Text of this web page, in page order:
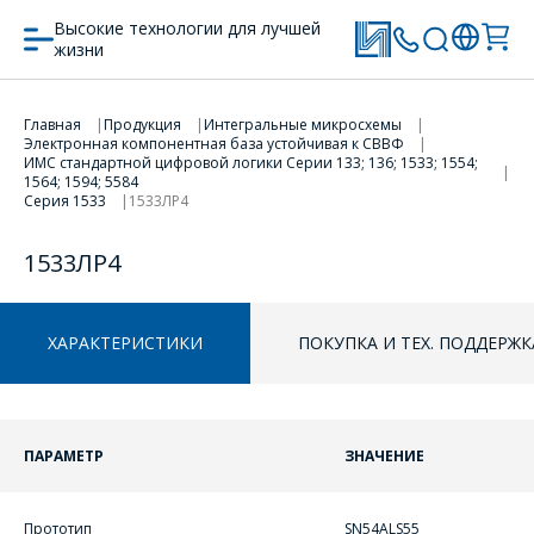
Высокие технологии для лучшей
жизни
Главная Продукция
Интегральные микросхемы
Электронная компонентная база устойчивая к СВВФ
ИМС стандартной цифровой логики Серии 133; 136; 1533; 1554;
1564; 1594; 5584
Серия 1533
1533ЛР4
1533ЛР4
ХАРАКТЕРИСТИКИ ПОКУПКА И ТЕХ.
ПАРАМЕТР ЗНАЧЕНИЕ
Прототип SN54ALS55
ПЕРЕЙТИ В КОРЗИНУ
ПРОДОЛЖИТЬ ПОКУПКИ
ОФОРМИТЬ ЗАКАЗ